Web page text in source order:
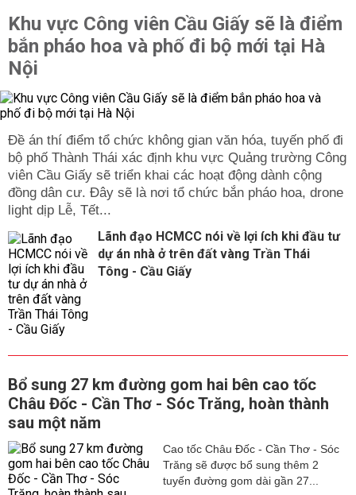
Khu vực Công viên Cầu Giấy sẽ là điểm
bắn pháo hoa và phố đi bộ mới tại Hà
Nội
Đề án thí điểm tổ chức không gian văn hóa, tuyến phố đi
bộ phố Thành Thái xác định khu vực Quảng trường Công
viên Cầu Giấy sẽ triển khai các hoạt động dành cộng
đồng dân cư. Đây sẽ là nơi tổ chức bắn pháo hoa, drone
light dịp Lễ, Tết...
Lãnh đạo HCMCC nói về lợi ích khi đầu tư
dự án nhà ở trên đất vàng Trần Thái
Tông - Cầu Giấy
Bổ sung 27 km đường gom hai bên cao tốc
Châu Đốc - Cần Thơ - Sóc Trăng, hoàn thành
sau một năm
Cao tốc Châu Đốc - Cần Thơ - Sóc
Trăng sẽ được bổ sung thêm 2
tuyến đường gom dài gần 27...